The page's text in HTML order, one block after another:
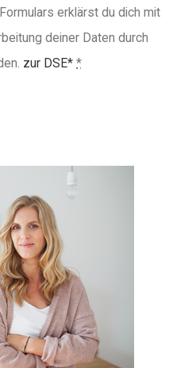
erklärst du dich mit
deiner Daten durch
zur DSE* *